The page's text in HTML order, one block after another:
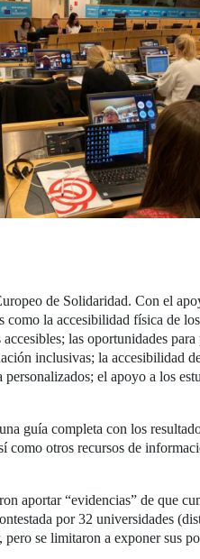
de Solidaridad. Con el
la accesibilidad física de
las oportunidades
inclusivas; la accesibilidad
el apoyo a los
guía completa con los
como otros recursos de
aportar “evidencias” de que
por 32 universidades
se limitaron a exponer sus